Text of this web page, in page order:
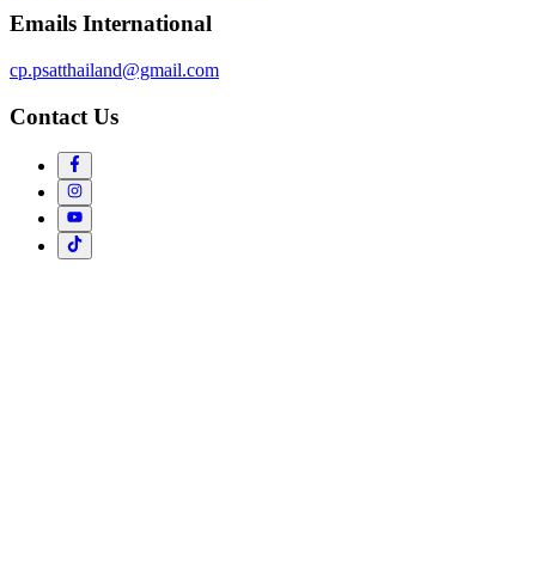
Emails International
cp.psatthailand@gmail.com
Contact Us